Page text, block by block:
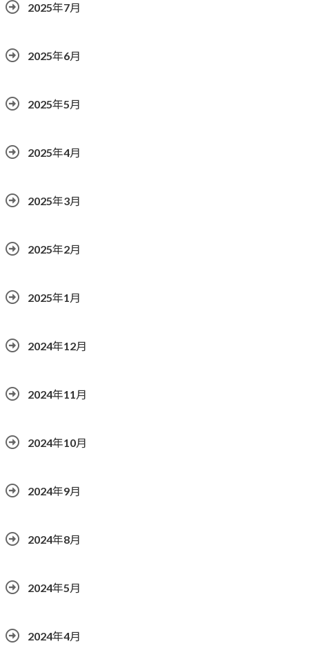
2025年7月
2025年6月
2025年5月
2025年4月
2025年3月
2025年2月
2025年1月
2024年12月
2024年11月
2024年10月
2024年9月
2024年8月
2024年5月
2024年4月